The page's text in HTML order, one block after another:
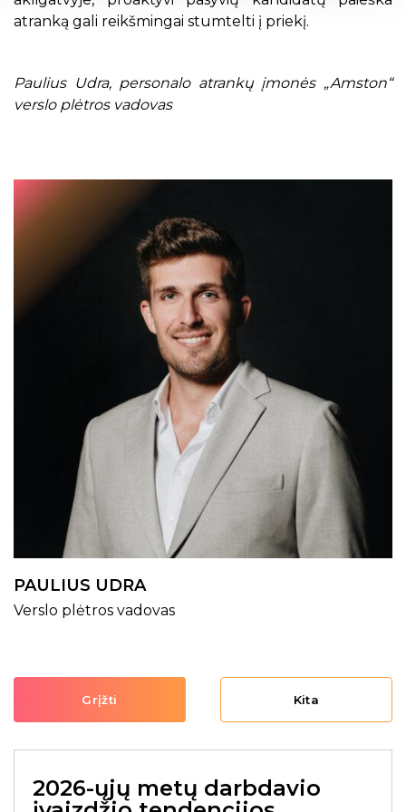
atranką gali reikšmingai stumtelti į priekį.
Paulius Udra, personalo atrankų įmonės „Amston“
verslo plėtros vadovas
PAULIUS UDRA
Verslo plėtros vadovas
Grįžti Kita
2026-ųjų metų darbdavio